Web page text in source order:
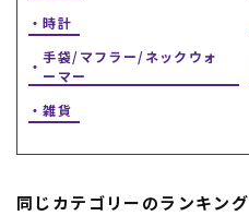
CONTENTS
特集一覧
覧
中古/アウトレット サー
時計
手袋/マフラー/ネックウォ
ーマー
雑貨
同じカテゴリーのランキング